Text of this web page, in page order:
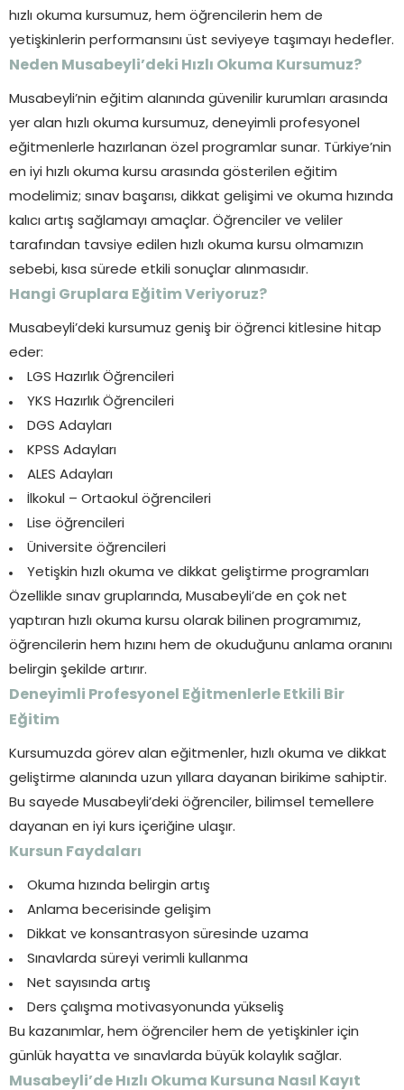
hızlı okuma kursumuz, hem öğrencilerin hem de
yetişkinlerin performansını üst seviyeye taşımayı hedefler.
Neden Musabeyli’deki Hızlı Okuma Kursumuz?
Musabeyli’nin eğitim alanında güvenilir kurumları arasında
yer alan hızlı okuma kursumuz, deneyimli profesyonel
eğitmenlerle hazırlanan özel programlar sunar. Türkiye’nin
en iyi hızlı okuma kursu arasında gösterilen eğitim
modelimiz; sınav başarısı, dikkat gelişimi ve okuma hızında
kalıcı artış sağlamayı amaçlar. Öğrenciler ve veliler
tarafından tavsiye edilen hızlı okuma kursu olmamızın
sebebi, kısa sürede etkili sonuçlar alınmasıdır.
Hangi Gruplara Eğitim Veriyoruz?
Musabeyli’deki kursumuz geniş bir öğrenci kitlesine hitap
eder:
LGS Hazırlık Öğrencileri
YKS Hazırlık Öğrencileri
DGS Adayları
KPSS Adayları
ALES Adayları
İlkokul – Ortaokul öğrencileri
Lise öğrencileri
Üniversite öğrencileri
Yetişkin hızlı okuma ve dikkat geliştirme programları
Özellikle sınav gruplarında, Musabeyli’de en çok net
yaptıran hızlı okuma kursu olarak bilinen programımız,
öğrencilerin hem hızını hem de okuduğunu anlama oranını
belirgin şekilde artırır.
Deneyimli Profesyonel Eğitmenlerle Etkili Bir
Eğitim
Kursumuzda görev alan eğitmenler, hızlı okuma ve dikkat
geliştirme alanında uzun yıllara dayanan birikime sahiptir.
Bu sayede Musabeyli’deki öğrenciler, bilimsel temellere
dayanan en iyi kurs içeriğine ulaşır.
Kursun Faydaları
Okuma hızında belirgin artış
Anlama becerisinde gelişim
Dikkat ve konsantrasyon süresinde uzama
Sınavlarda süreyi verimli kullanma
Net sayısında artış
Ders çalışma motivasyonunda yükseliş
Bu kazanımlar, hem öğrenciler hem de yetişkinler için
günlük hayatta ve sınavlarda büyük kolaylık sağlar.
Musabeyli’de Hızlı Okuma Kursuna Nasıl Kayıt